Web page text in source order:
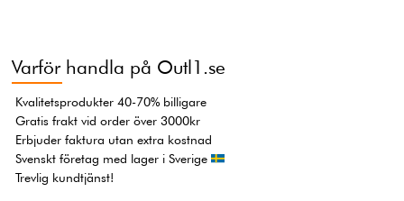
Varför handla på Outl1.se
Kvalitetsprodukter 40-70% billigare
Gratis frakt vid order över 3000kr
Erbjuder faktura utan extra kostnad
Svenskt företag med lager i Sverige
Trevlig kundtjänst!